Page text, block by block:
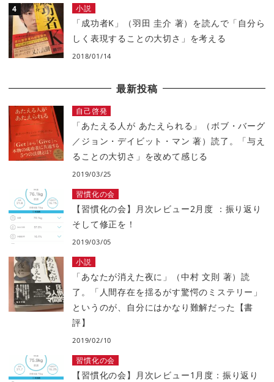
小説
「成功者K」（羽田 圭介 著）を読んで「自分ら
しく表現することの大切さ」を考える
2018/01/14
最新投稿
自己啓発
「あたえる人が あたえられる」（ボブ・バーグ
／ジョン・デイビット・マン 著）読了。「与え
ることの大切さ」を改めて感じる
2019/03/25
習慣化の会
【習慣化の会】月次レビュー2月度 ：振り返り
そして修正を！
2019/03/05
小説
「あなたが消えた夜に」（中村 文則 著）読
了。「人間存在を揺るがす驚愕のミステリー」
というのが、自分にはかなり難解だった【書
評】
2019/02/10
習慣化の会
【習慣化の会】月次レビュー1月度：振り返り